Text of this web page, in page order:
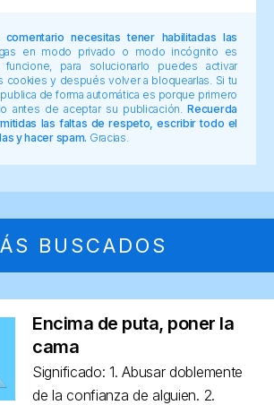
necesitas tener habilitadas las
en modo privado o modo incógnito es
para solucionarlo puedes activar
cookies y después volver a bloquearlas. Si tu
de forma automática es porque primero
antes de aceptar su publicación.Recuerda
las faltas de respeto, escribir todo el
y hacer spam. Gracias.
BUSCADOS
Encima de puta, poner la
cama
Significado: 1. Abusar doblemente
de la confianza de alguien. 2.